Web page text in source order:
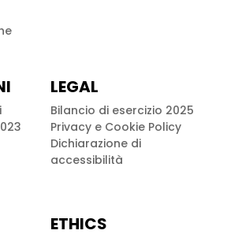
LEGAL
Bilancio di esercizio 2025
Privacy e Cookie Policy
Dichiarazione di
accessibilità
ETHICS